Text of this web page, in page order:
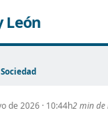
León
Sociedad
de 2026 · 10:44h2 min de